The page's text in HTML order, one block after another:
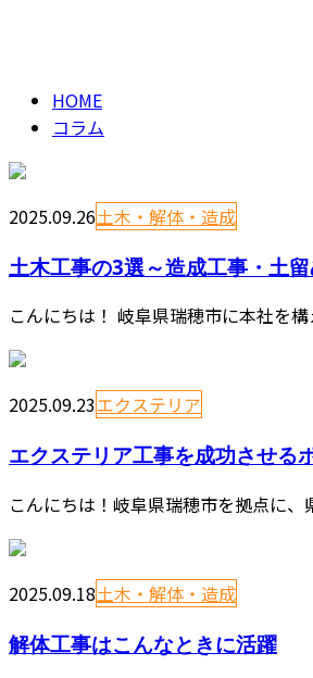
HOME
コラム
2025.09.26土木・解体・造成
土木工事の3選～造成工事・土
こんにちは！ 岐阜県瑞穂市に本社を
2025.09.23エクステリア
エクステリア工事を成功させる
こんにちは！岐阜県瑞穂市を拠点に
2025.09.18土木・解体・造成
解体工事はこんなときに活躍